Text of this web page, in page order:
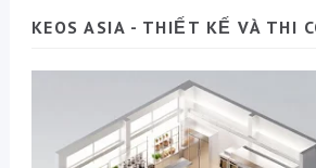
KEOS ASIA - THIẾT KẾ VÀ THI